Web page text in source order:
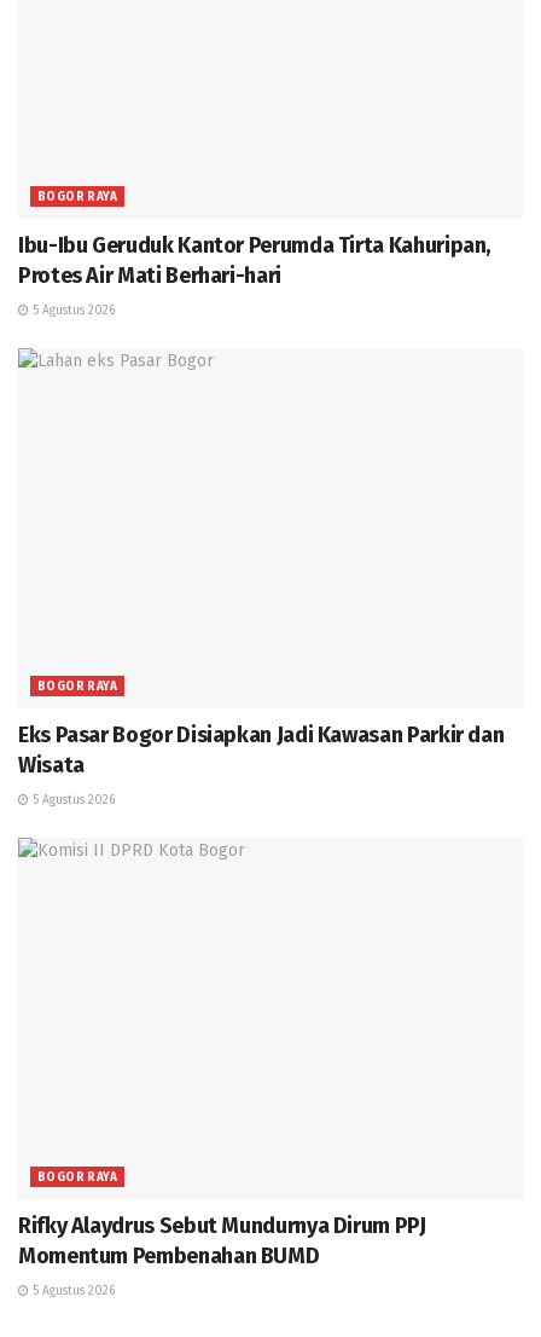
BOGOR RAYA
Ibu-Ibu Geruduk Kantor Perumda Tirta Kahuripan,
Protes Air Mati Berhari-hari
5 Agustus 2026
BOGOR RAYA
Eks Pasar Bogor Disiapkan Jadi Kawasan Parkir dan
Wisata
5 Agustus 2026
BOGOR RAYA
Rifky Alaydrus Sebut Mundurnya Dirum PPJ
Momentum Pembenahan BUMD
5 Agustus 2026